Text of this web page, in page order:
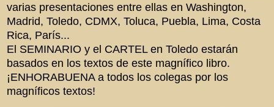
varias presentaciones entre ellas en Washington,
Madrid, Toledo, CDMX, Toluca, Puebla, Lima, Costa
Rica, París...
El SEMINARIO y el CARTEL en Toledo estarán
basados en los textos de este magnífico libro.
¡ENHORABUENA a todos los colegas por los
magníficos textos!